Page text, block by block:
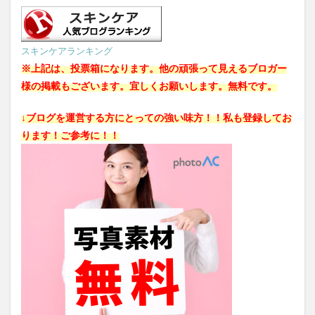
スキンケアランキング
※上記は、投票箱になります。他の頑張って見えるブロガー
様の掲載もございます。宜しくお願いします。無料です。
↓ブログを運営する方にとっての強い味方！！私も登録してお
ります！ご参考に！！